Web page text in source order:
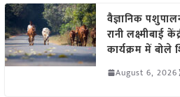
वैज्ञानिक
रानी लक्ष्मीबाई
कार्यक्रम में बोले
August 6, 2026